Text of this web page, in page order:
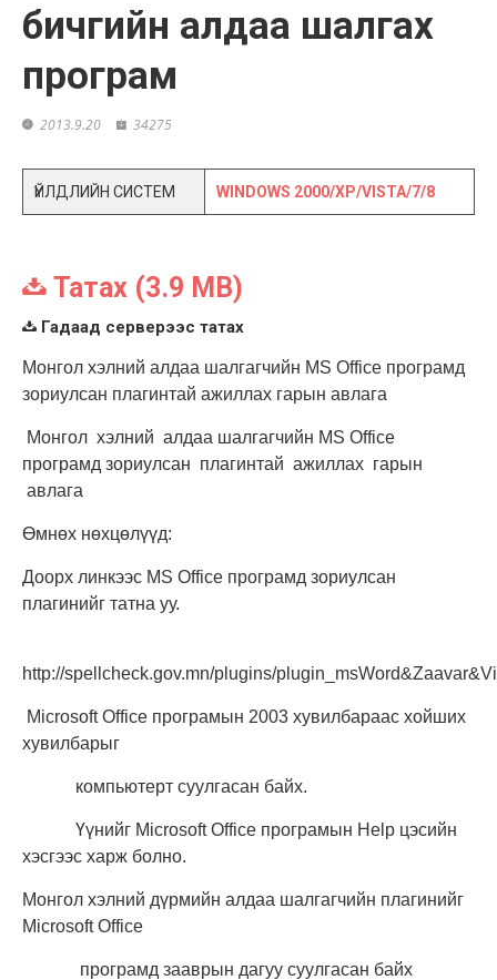
бичгийн алдаа шалгах
програм
2013.9.20 34275
ҮЙЛДЛИЙН СИСТЕМ WINDOWS 2000/XP/VISTA/7/8
Татах (3.9 MB)
Гадаад серверээс татах
Монгол хэлний алдаа шалгагчийн MS Office програмд
зориулсан плагинтай ажиллах гарын авлага
Монгол хэлний алдаа шалгагчийн MS Office
програмд зориулсан плагинтай ажиллах гарын
авлага
Өмнөх нөхцөлүүд:
Доорх линкээс MS Office програмд зориулсан
плагинийг татна уу.
http://spellcheck.gov.mn/plugins/
Microsoft Office програмын 2003 хувилбараас хойших
хувилбарыг
компьютерт суулгасан байх.
Үүнийг Microsoft Office програмын Help цэсийн
хэсгээс харж болно.
Монгол хэлний дүрмийн алдаа шалгагчийн плагинийг
Microsoft Office
програмд зааврын дагуу суулгасан байх